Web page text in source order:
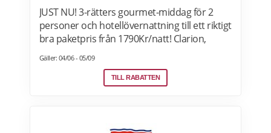
JUST NU! 3-rätters gourmet-middag för 2
personer och hotellövernattning till ett riktigt
bra paketpris från 1790Kr/natt! Clarion,
Paketet är tillgängligt alla dagar i veckan
Gäller: 04/06 - 05/09
TILL RABATTEN